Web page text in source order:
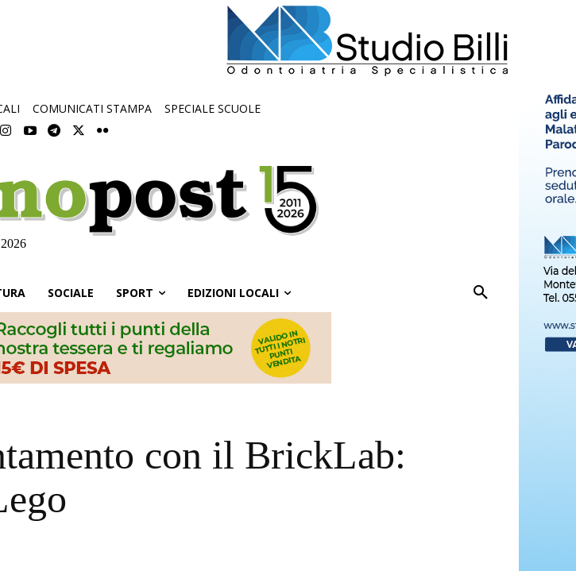
COMUNICATI STAMPA SPECIALE SCUOLE
SOCIALE SPORT EDIZIONI LOCALI
con il BrickLab: